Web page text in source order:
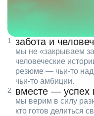
забота и
мы не «закрываем
человеческие
резюме — чьи‑то
чьи‑то амбиции.
вместе — успех
мы верим в силу
кто готов делиться